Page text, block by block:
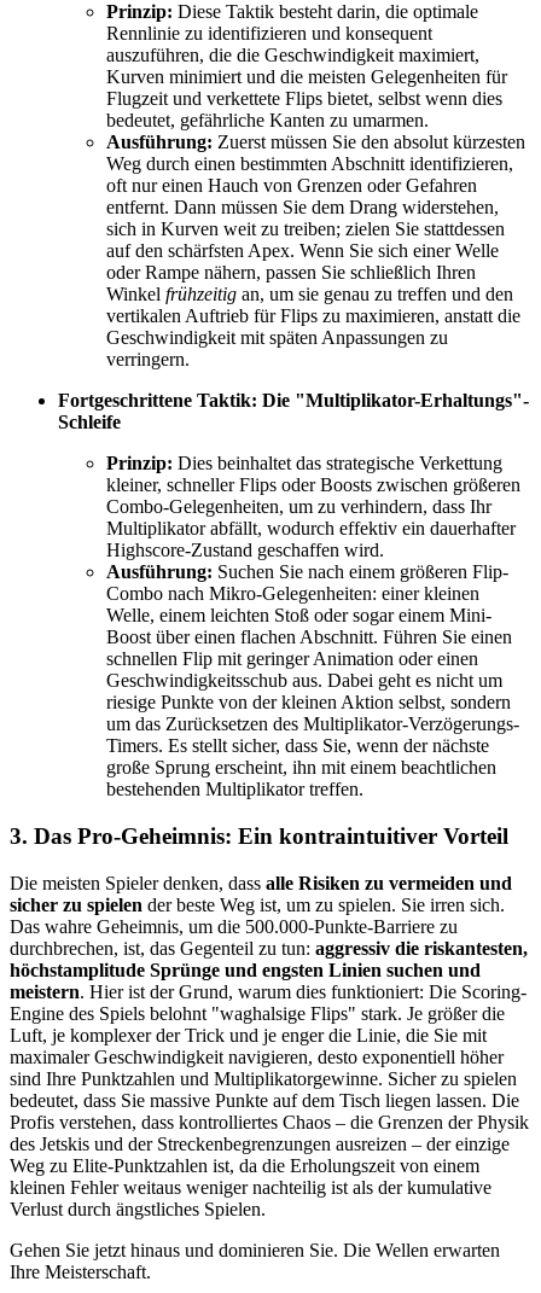
Prinzip: Diese Taktik besteht darin, die optimale
Rennlinie zu identifizieren und konsequent
auszuführen, die die Geschwindigkeit maximiert,
Kurven minimiert und die meisten Gelegenheiten für
Flugzeit und verkettete Flips bietet, selbst wenn dies
bedeutet, gefährliche Kanten zu umarmen.
Ausführung: Zuerst müssen Sie den absolut kürzesten
Weg durch einen bestimmten Abschnitt identifizieren,
oft nur einen Hauch von Grenzen oder Gefahren
entfernt. Dann müssen Sie dem Drang widerstehen,
sich in Kurven weit zu treiben; zielen Sie stattdessen
auf den schärfsten Apex. Wenn Sie sich einer Welle
oder Rampe nähern, passen Sie schließlich Ihren
Winkel frühzeitig an, um sie genau zu treffen und den
vertikalen Auftrieb für Flips zu maximieren, anstatt die
Geschwindigkeit mit späten Anpassungen zu
verringern.
Fortgeschrittene Taktik: Die "Multiplikator-Erhaltungs"-
Schleife
Prinzip: Dies beinhaltet das strategische Verkettung
kleiner, schneller Flips oder Boosts zwischen größeren
Combo-Gelegenheiten, um zu verhindern, dass Ihr
Multiplikator abfällt, wodurch effektiv ein dauerhafter
Highscore-Zustand geschaffen wird.
Ausführung: Suchen Sie nach einem größeren Flip-
Combo nach Mikro-Gelegenheiten: einer kleinen
Welle, einem leichten Stoß oder sogar einem Mini-
Boost über einen flachen Abschnitt. Führen Sie einen
schnellen Flip mit geringer Animation oder einen
Geschwindigkeitsschub aus. Dabei geht es nicht um
riesige Punkte von der kleinen Aktion selbst, sondern
um das Zurücksetzen des Multiplikator-Verzögerungs-
Timers. Es stellt sicher, dass Sie, wenn der nächste
große Sprung erscheint, ihn mit einem beachtlichen
bestehenden Multiplikator treffen.
3. Das Pro-Geheimnis: Ein kontraintuitiver Vorteil
Die meisten Spieler denken, dass alle Risiken zu vermeiden und
sicher zu spielen der beste Weg ist, um zu spielen. Sie irren sich.
Das wahre Geheimnis, um die 500.000-Punkte-Barriere zu
durchbrechen, ist, das Gegenteil zu tun: aggressiv die riskantesten,
höchstamplitude Sprünge und engsten Linien suchen und
meistern. Hier ist der Grund, warum dies funktioniert: Die Scoring-
Engine des Spiels belohnt "waghalsige Flips" stark. Je größer die
Luft, je komplexer der Trick und je enger die Linie, die Sie mit
maximaler Geschwindigkeit navigieren, desto exponentiell höher
sind Ihre Punktzahlen und Multiplikatorgewinne. Sicher zu spielen
bedeutet, dass Sie massive Punkte auf dem Tisch liegen lassen. Die
Profis verstehen, dass kontrolliertes Chaos – die Grenzen der Physik
des Jetskis und der Streckenbegrenzungen ausreizen – der einzige
Weg zu Elite-Punktzahlen ist, da die Erholungszeit von einem
kleinen Fehler weitaus weniger nachteilig ist als der kumulative
Verlust durch ängstliches Spielen.
Gehen Sie jetzt hinaus und dominieren Sie. Die Wellen erwarten
Ihre Meisterschaft.